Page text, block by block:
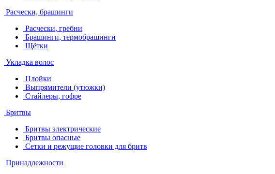
Расчески, брашинги
Расчески, гребни
Брашинги, термобрашинги
Щётки
Укладка волос
Плойки
Выпрямители (утюжки)
Стайлеры, гофре
Бритвы
Бритвы электрические
Бритвы опасные
Сетки и режущие головки для бритв
Принадлежности